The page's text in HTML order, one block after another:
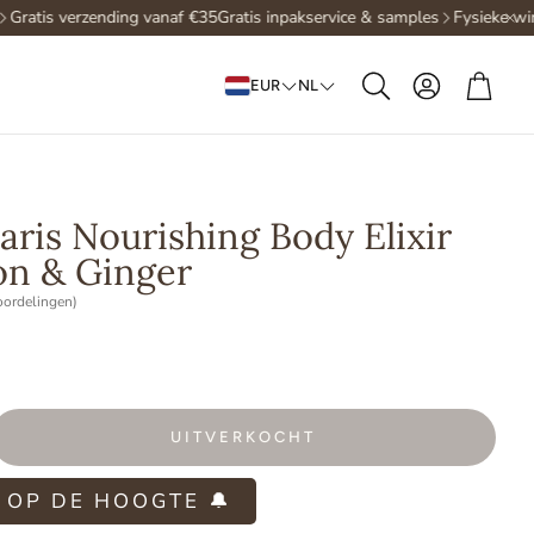
verzending vanaf €35Gratis inpakservice & samples Fysieke
EUR NL ZoekenAccount
Nourishing Body Elixir
& Ginger
UITVERKOCHT
DE HOOGTE 🔔